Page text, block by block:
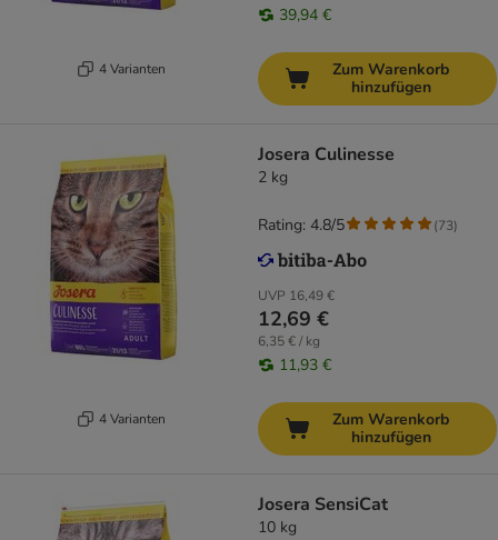
4 Varianten
39,94 €
Zum Warenkorb
hinzufügen
4 Varianten
Josera Culinesse
2 kg
UVP 16,49 €
12,69 €
6,35 € / kg
11,93 €
Rating: 4.8/5 (73)
Zum Warenkorb
hinzufügen
Josera SensiCat
10 kg